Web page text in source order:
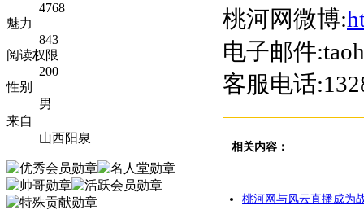
4768
魅力
843
阅读权限
200
性别
男
来自
山西阳泉
桃河网微博:
电子邮件
客服电话
相关内容：
桃河网与风云直播成为